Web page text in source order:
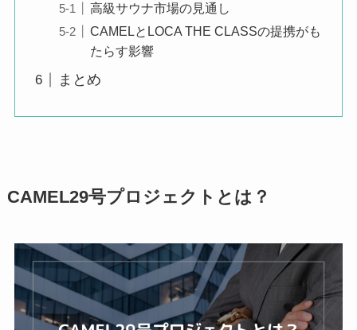
高級サウナ市場の見通し
CAMELとLOCA THE CLASSの提携がも
たらす影響
まとめ
CAMEL29号プロジェクトとは？